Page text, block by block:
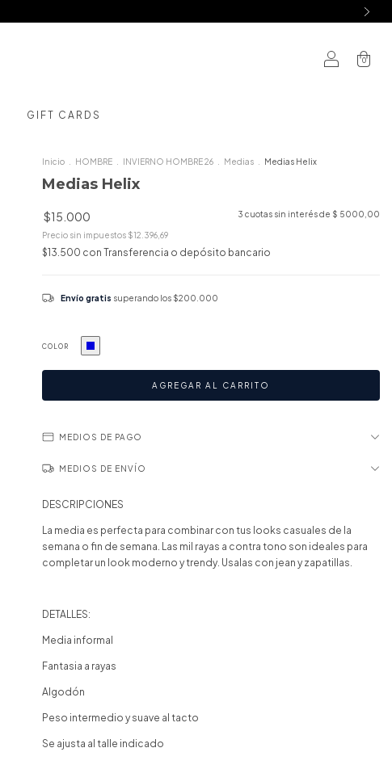
0
GIFT CARDS
Inicio HOMBRE INVIERNO HOMBRE 26 Medias Medias Helix
Medias Helix
$15.000 3 cuotas sin interés de $ 5000,00
Precio sin impuestos $12.396,69
$13.500 con Transferencia o depósito bancario
Envío gratis superando los $200.000
COLOR
MEDIOS DE PAGO
MEDIOS DE ENVÍO
DESCRIPCIONES
La media es perfecta para combinar con tus looks casuales de la
semana o fin de semana. Las mil rayas a contra tono son ideales para
completar un look moderno y trendy. Usalas con jean y zapatillas.
DETALLES:
Media informal
Fantasia a rayas
Algodón
Peso intermedio y suave al tacto
Se ajusta al talle indicado